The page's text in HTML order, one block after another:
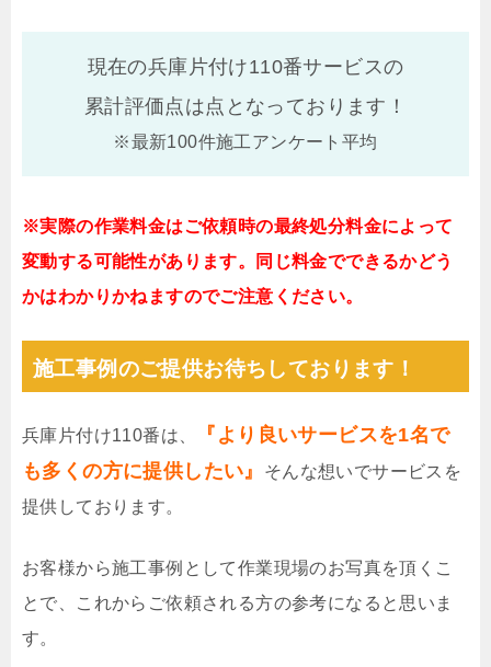
現在の兵庫片付け110番サービスの
累計評価点は点となっております！
※最新100件施工アンケート平均
※実際の作業料金はご依頼時の最終処分料金によって
変動する可能性があります。同じ料金でできるかどう
かはわかりかねますのでご注意ください。
施工事例のご提供お待ちしております！
兵庫片付け110番は、
『より良いサービスを1名で
も多くの方に提供したい』
そんな想いでサービスを
提供しております。
お客様から施工事例として作業現場のお写真を頂くこ
とで、これからご依頼される方の参考になると思いま
す。